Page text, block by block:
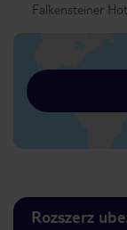
Falkensteiner
Rozszerz